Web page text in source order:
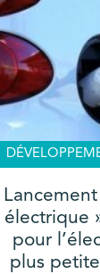
électrique
pour
plus